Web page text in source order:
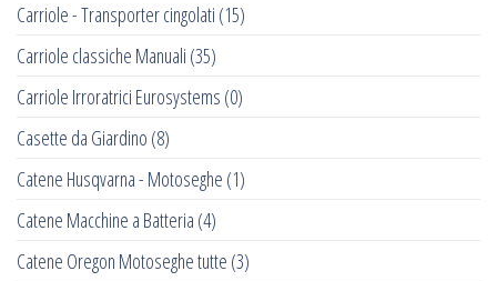
Carriole - Transporter cingolati (15)
Carriole classiche Manuali (35)
Carriole Irroratrici Eurosystems (0)
Casette da Giardino (8)
Catene Husqvarna - Motoseghe (1)
Catene Macchine a Batteria (4)
Catene Oregon Motoseghe tutte (3)